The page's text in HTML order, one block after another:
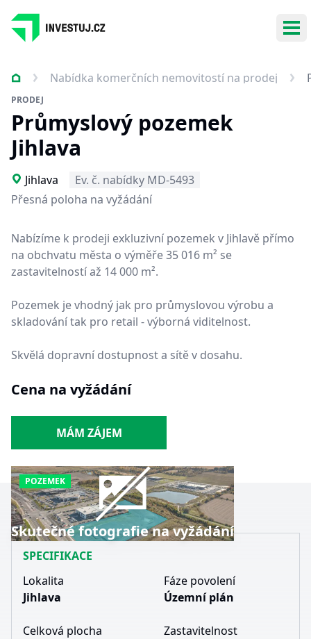
Nabídka komerčních nemovitostí na prodej
PRODEJ
Průmyslový pozemek
Jihlava
Jihlava
Ev. č. nabídky MD-5493
Přesná poloha na vyžádání
Nabízíme k prodeji exkluzivní pozemek v Jihlavě přímo
na obchvatu města o výměře 35 016 m² se
zastavitelností až 14 000 m².
Pozemek je vhodný jak pro průmyslovou výrobu a
skladování tak pro retail - výborná viditelnost.
Skvělá dopravní dostupnost a sítě v dosahu.
Cena na vyžádání
MÁM ZÁJEM
POZEMEK
Skutečné fotografie na vyžádání
SPECIFIKACE
Lokalita
Jihlava
Fáze povolení
Územní plán
Celková plocha
Zastavitelnost